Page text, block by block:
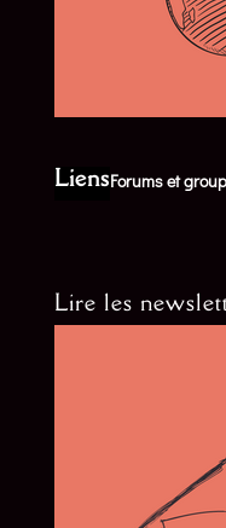
LiensForums et
Lire les